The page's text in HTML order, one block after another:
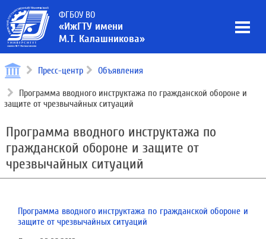
ФГБОУ ВО
«ИжГТУ имени
М.Т. Калашникова»
Пресс-центр Объявления
Программа вводного инструктажа по гражданской обороне и
защите от чрезвычайных ситуаций
Программа вводного инструктажа по
гражданской обороне и защите от
чрезвычайных ситуаций
Программа вводного инструктажа по гражданской обороне и
защите от чрезвычайных ситуаций